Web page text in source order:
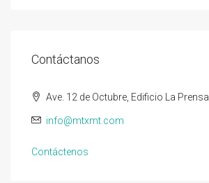
Contáctanos
Ave. 12 de Octubre, Edificio La Prensa.
info@mtxmt.com
Contáctenos